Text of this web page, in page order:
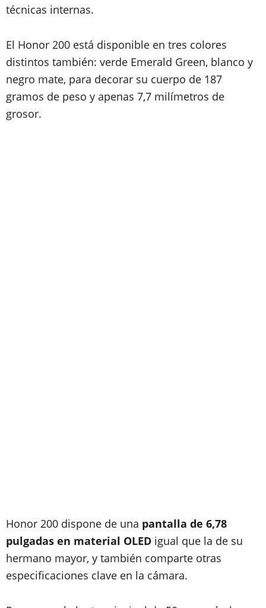
técnicas internas.
El Honor 200 está disponible en tres colores
distintos también: verde Emerald Green, blanco y
negro mate, para decorar su cuerpo de 187
gramos de peso y apenas 7,7 milímetros de
grosor.
Honor 200 dispone de una pantalla de 6,78
pulgadas en material OLED igual que la de su
hermano mayor, y también comparte otras
especificaciones clave en la cámara.